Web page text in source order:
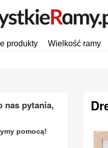
produkty Wielkość ramy
nas pytania,
pomocą!